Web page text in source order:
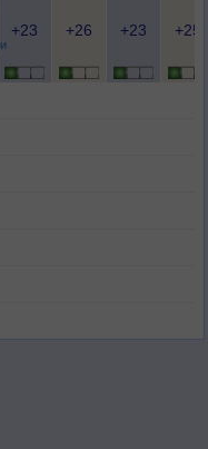
+23 +26 +23 +25